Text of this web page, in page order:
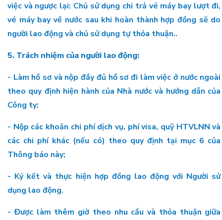
việc và ngược lại: Chủ sử dụng chi trả vé máy bay lượt đi,
vé máy bay về nước sau khi hoàn thành hợp đồng sẽ do
người lao động và chủ sử dụng tự thỏa thuận..
5. Trách nhiệm của người lao động:
- Làm hồ sơ và nộp đầy đủ hồ sơ đi làm việc ở nước ngoài
theo quy định hiện hành của Nhà nước và hướng dẫn của
Công ty;
- Nộp các khoản chi phí dịch vụ, phí visa, quỹ HTVLNN và
các chi phí khác (nếu có) theo quy định tại mục 6 của
Thông báo này;
- Ký kết và thực hiện hợp đồng lao động với Người sử
dụng lao động.
- Được làm thêm giờ theo nhu cầu và thỏa thuận giữa